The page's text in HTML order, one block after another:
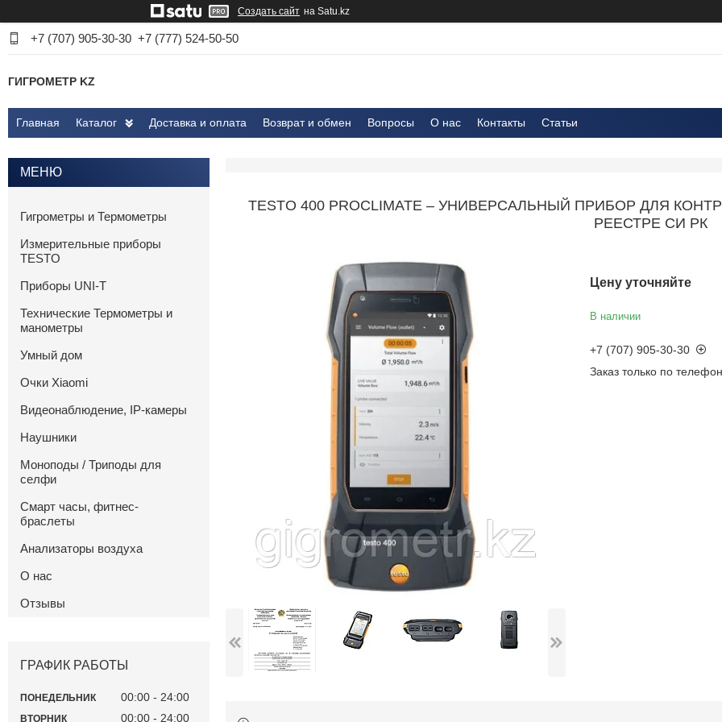
Создать сайт на Satu.kz
+7 (707) 905-30-30 +7 (777) 524-50-50
ГИГРОМЕТР KZ
Главная Каталог Доставка и оплата Возврат и обмен Вопросы О нас Контакты Статьи
TESTO 400 PROCLIMATE – УНИВЕРСАЛЬНЫЙ ПРИБОР ДЛЯ
РЕЕСТРЕ СИ РК
Цену уточняйте
В наличии
+7 (707) 905-30-30
Заказ только по
Гигрометры и Термометры
Измерительные приборы
TESTO
Приборы UNI-T
Технические Термометры и
манометры
Умный дом
Очки Xiaomi
Видеонаблюдение, IP-камеры
Наушники
Моноподы / Триподы для
селфи
Смарт часы, фитнес-
браслеты
Анализаторы воздуха
О нас
Отзывы
ГРАФИК РАБОТЫ
ПОНЕДЕЛЬНИК 00:00 24:00
ВТОРНИК 00:00 24:00